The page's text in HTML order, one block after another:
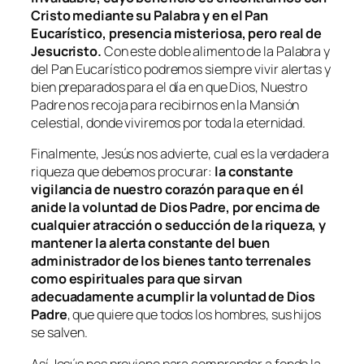
Cristo mediante su Palabra y en el Pan
Eucarístico, presencia misteriosa, pero real de
Jesucristo.Con este doble alimento de la Palabra y
del Pan Eucarístico podremos siempre vivir alertas y
bien preparados para el día en que Dios, Nuestro
Padre nos recoja para recibirnos en la Mansión
celestial, donde viviremos por toda la eternidad.
Finalmente, Jesús nos advierte, cual es la verdadera
riqueza que debemos procurar: la constante
vigilancia de nuestro corazón para que en él
anide la voluntad de Dios Padre, por encima de
cualquier atracción o seducción de la riqueza, y
mantener la alerta constante del buen
administrador de los bienes tanto terrenales
como espirituales para que sirvan
adecuadamente a cumplir la voluntad de Dios
Padre, que quiere que todos los hombres, sus hijos
se salven.